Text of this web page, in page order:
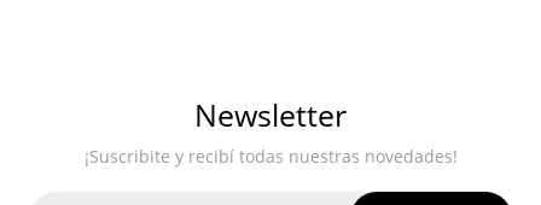
Newsletter
¡Suscribite y recibí todas nuestras novedades!